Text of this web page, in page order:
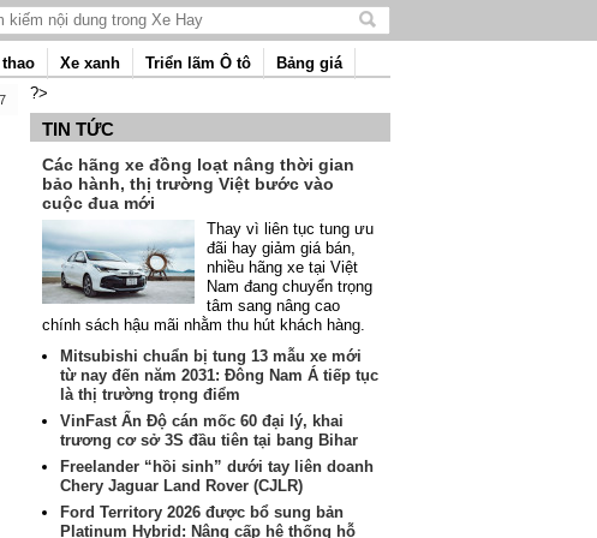
Tìm
nội
Xe xanh Triển lãm Ô tô Bảng giá
?>
TIN TỨC
Các hãng xe đồng loạt nâng thời gian
bảo hành, thị trường Việt bước vào
cuộc đua mới
Thay vì liên tục tung ưu
đãi hay giảm giá bán,
nhiều hãng xe tại Việt
Nam đang chuyển trọng
tâm sang nâng cao
chính sách hậu mãi nhằm thu hút khách hàng.
Mitsubishi chuẩn bị tung 13 mẫu xe mới
từ nay đến năm 2031: Đông Nam Á tiếp tục
là thị trường trọng điểm
VinFast Ấn Độ cán mốc 60 đại lý, khai
trương cơ sở 3S đầu tiên tại bang Bihar
Freelander “hồi sinh” dưới tay liên doanh
Chery Jaguar Land Rover (CJLR)
Ford Territory 2026 được bổ sung bản
Platinum Hybrid: Nâng cấp hệ thống hỗ